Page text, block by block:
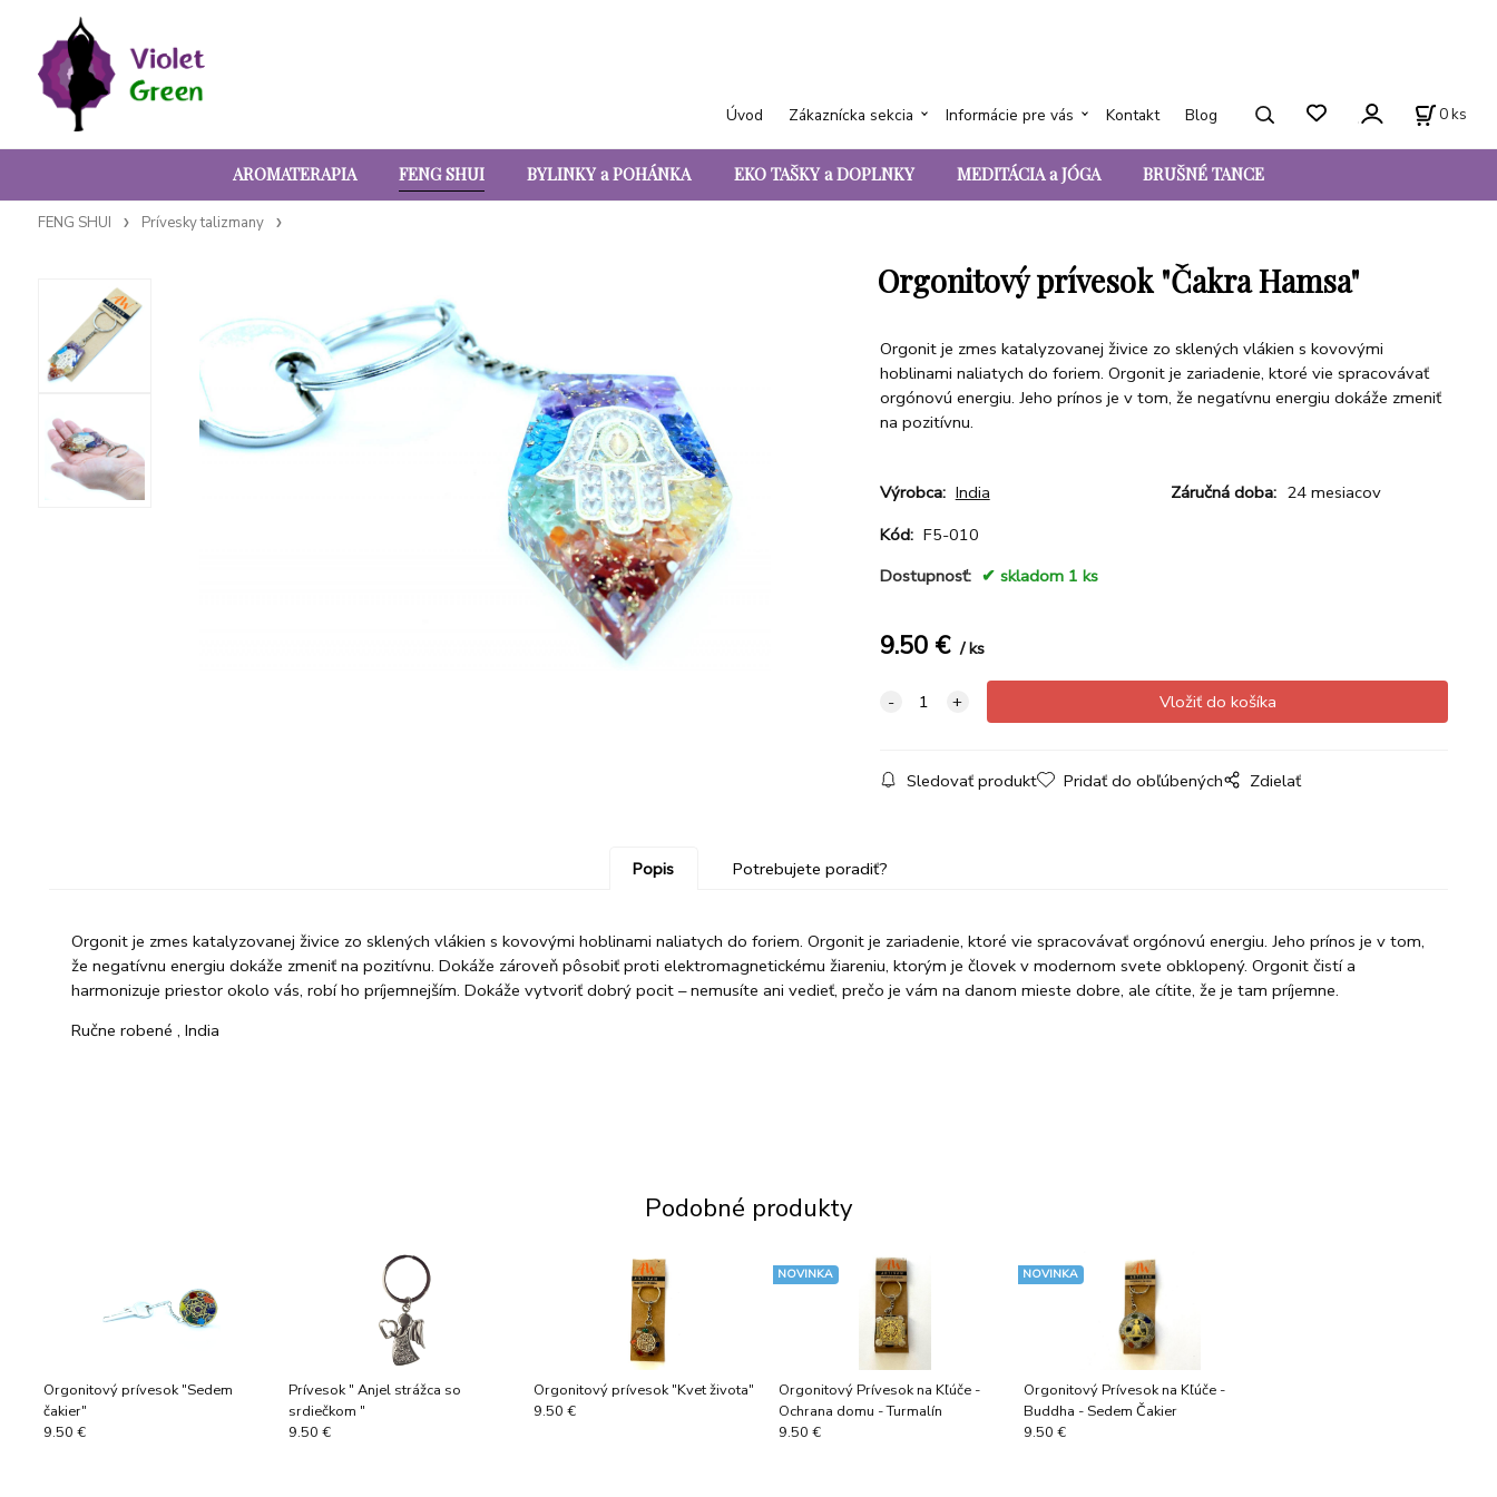
AROMATERAPIA FENG SHUI BYLINKY a POHÁNKA EKO TAŠKY a DOPLNKY MEDITÁCIA a JÓGA BRUŠNÉ TANCE
Úvod Zákaznícka sekcia Informácie pre vás Kontakt Blog 0ks
FENG SHUI Prívesky talizmany
Orgonitový prívesok "Čakra Hamsa"
Orgonit je zmes katalyzovanej živice zo sklených vlákien s kovovými
hoblinami naliatych do foriem. Orgonit je zariadenie, ktoré vie spracovávať
orgónovú energiu. Jeho prínos je v tom, že negatívnu energiu dokáže zmeniť
na pozitívnu.
Výrobca: India Záručná doba: 24 mesiacov
Kód: F5-010
Dostupnosť:
skladom 1 ks
9.50€ ks
Sledovať produkt Pridať do obľúbených Zdielať
Popis Potrebujete poradiť?
Orgonit je zmes katalyzovanej živice zo sklených vlákien s kovovými hoblinami naliatych do foriem. Orgonit je zariadenie, ktoré vie spracovávať orgónovú energiu. Jeho prínos je v tom,
že negatívnu energiu dokáže zmeniť na pozitívnu. Dokáže zároveň pôsobiť proti elektromagnetickému žiareniu, ktorým je človek v modernom svete obklopený. Orgonit čistí a
harmonizuje priestor okolo vás, robí ho príjemnejším. Dokáže vytvoriť dobrý pocit – nemusíte ani vedieť, prečo je vám na danom mieste dobre, ale cítite, že je tam príjemne.
Ručne robené , India
Podobné produkty
Orgonitový prívesok "Sedem
čakier"
9.50 €
Prívesok " Anjel strážca so
srdiečkom "
9.50 €
Orgonitový prívesok "Kvet života"
9.50 €
Orgonitový Prívesok na Kľúče -
Ochrana domu - Turmalín
NOVINKA
9.50 €
Orgonitový Prívesok na Kľúče -
Buddha - Sedem Čakier
NOVINKA
9.50 €